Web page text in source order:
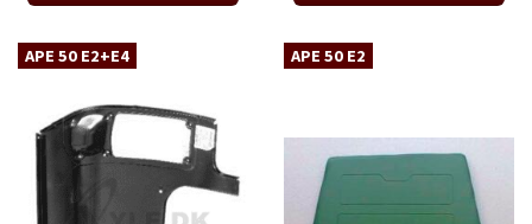
APE 50 E2+E4 APE 50 E2